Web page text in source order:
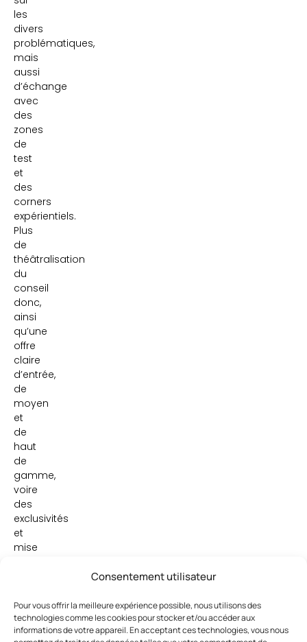
Consentement utilisateur
Pour vous offrir la meilleure expérience possible, nous utilisons des
technologies comme les cookies pour stocker et/ou accéder aux
informations de votre appareil. En acceptant ces technologies, vous nous
les
divers
problématiques,
mais
aussi
d’échange
avec
des
zones
de
test
et
des
corners
expérientiels.
Plus
de
théâtralisation
du
conseil
donc,
ainsi
qu’une
offre
claire
d’entrée,
de
moyen
et
de
haut
de
gamme,
voire
des
exclusivités
et
mise
produits
stars.
Le